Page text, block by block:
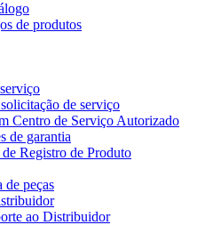
de produtos
de serviço
Centro de Serviço Autorizado
de garantia
Registro de Produto
de peças
ao Distribuidor